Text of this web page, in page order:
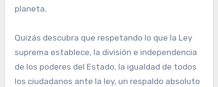
planeta.
Quizás descubra que respetando lo que la Ley
suprema establece, la división e independencia
de los poderes del Estado, la igualdad de todos
los ciudadanos ante la ley, un respaldo absoluto